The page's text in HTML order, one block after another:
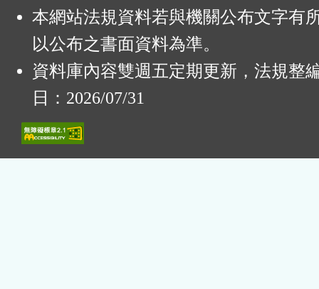
本網站法規資料若與機關公布文字有
以公布之書面資料為準。
資料庫內容雙週五定期更新，法規整
日：2026/07/31